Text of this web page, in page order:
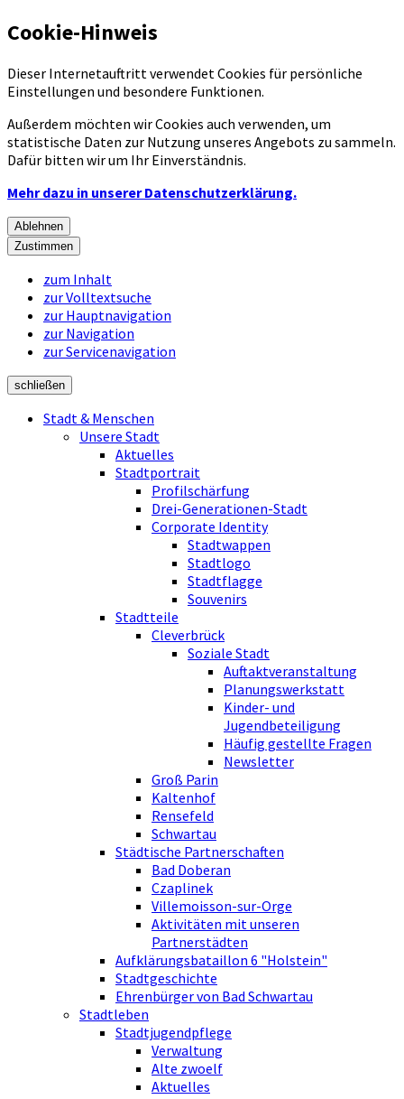
Cookie-Hinweis
Dieser Internetauftritt verwendet Cookies für persönliche
Einstellungen und besondere Funktionen.
Außerdem möchten wir Cookies auch verwenden, um
statistische Daten zur Nutzung unseres Angebots zu sammeln.
Dafür bitten wir um Ihr Einverständnis.
Mehr dazu in unserer Datenschutzerklärung.
Ablehnen
Zustimmen
zum Inhalt
zur Volltextsuche
zur Hauptnavigation
zur Navigation
zur Servicenavigation
schließen
Stadt & Menschen
Unsere Stadt
Aktuelles
Stadtportrait
Profilschärfung
Drei-Generationen-Stadt
Corporate Identity
Stadtwappen
Stadtlogo
Stadtflagge
Souvenirs
Stadtteile
Cleverbrück
Soziale Stadt
Auftaktveranstaltung
Planungswerkstatt
Kinder- und
Jugendbeteiligung
Häufig gestellte Fragen
Newsletter
Groß Parin
Kaltenhof
Rensefeld
Schwartau
Städtische Partnerschaften
Bad Doberan
Czaplinek
Villemoisson-sur-Orge
Aktivitäten mit unseren
Partnerstädten
Aufklärungsbataillon 6 "Holstein"
Stadtgeschichte
Ehrenbürger von Bad Schwartau
Stadtleben
Stadtjugendpflege
Verwaltung
Alte zwoelf
Aktuelles